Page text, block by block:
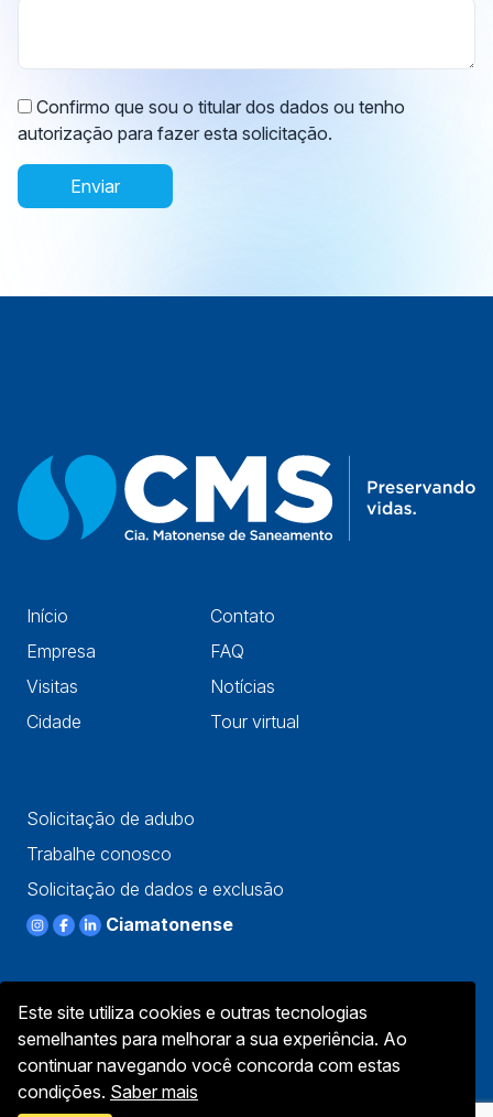
Confirmo que sou o titular dos dados ou tenho
autorização para fazer esta solicitação.
Enviar
Início
Empresa
Visitas
Cidade
Contato
FAQ
Notícias
Tour virtual
Solicitação de adubo
Trabalhe conosco
Solicitação de dados e exclusão
Ciamatonense
Este site utiliza cookies e outras tecnologias
semelhantes para melhorar a sua experiência. Ao
continuar navegando você concorda com estas
condições. Saber mais